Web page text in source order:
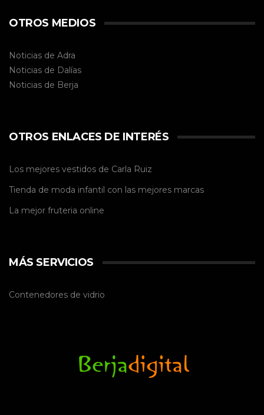
OTROS MEDIOS
Noticias de Adra
Noticias de Dalías
Noticias de Berja
OTROS ENLACES DE INTERÉS
Los mejores vestidos de Carla Ruiz
Tienda de moda infantil con las mejores marcas
La mejor fruteria online
MÁS SERVICIOS
Contenedores de vidrio